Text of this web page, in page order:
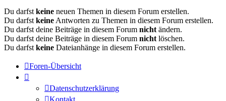
Du darfst keine neuen Themen in diesem Forum erstellen.
Du darfst keine Antworten zu Themen in diesem Forum erstellen.
Du darfst deine Beiträge in diesem Forum nicht ändern.
Du darfst deine Beiträge in diesem Forum nicht löschen.
Du darfst keine Dateianhänge in diesem Forum erstellen.
Foren-Übersicht
Datenschutzerklärung